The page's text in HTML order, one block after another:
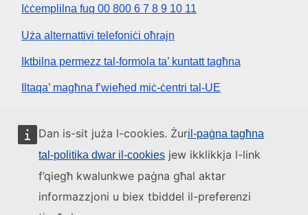
Dan is-sit juża l-cookies. Żuril-paġna tagħna
tal-politika dwar il-cookies jew ikklikkja l-link
f’qiegħ kwalunkwe paġna għal aktar
informazzjoni u biex tbiddel il-preferenzi
Iċċemplilna fuq 00 800 6 7 8 9 10 11
Uża alternattivi telefoniċi oħrajn
Iktbilna permezz tal-formola ta’ kuntatt tagħna
Iltaqa’ magħna f’wieħed miċ-ċentri tal-UE
Media soċjali
L-istituzzjonijiet u l-korpi tal-UE